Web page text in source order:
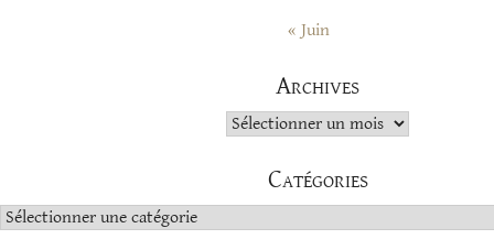
« Juin
Archives
Archives
Catégories
Catégories